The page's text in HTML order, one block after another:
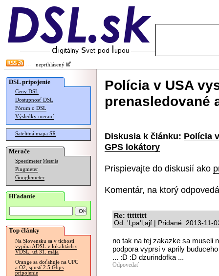
neprihlásený
DSL pripojenie
Ceny DSL
Dostupnosť DSL
Fórum o DSL
Výsledky meraní
Satelitná mapa SR
Merače
Speedmeter Merania
Pingmeter
Googlemeter
Hľadanie
Top články
Na Slovensku sa v tichosti
vypína ADSL v lokalitách s
VDSL, už 31. mája
Orange sa doťahuje na UPC
a O2, spustí 2.5 Gbps
pripojenie
Polícia v USA
prenasledované
Diskusia k článku: Polícia
GPS lokátory
Prispievajte do diskusií ako
Komentár, na ktorý
Re: tttttttt
Od: 'l;pa'l;ajf | Pridané: 2013-11-
no tak na tej zakazke sa museli
podpora vyprsi v aprily
... :D :D dzurindofka ...
Odpovedať